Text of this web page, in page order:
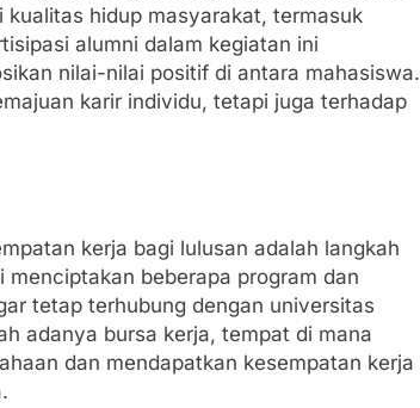
hidup masyarakat, termasuk
alumni dalam kegiatan ini
nilai-nilai positif di antara mahasiswa.
karir individu, tetapi juga terhadap
kerja bagi lulusan adalah langkah
beberapa program dan
tetap terhubung dengan universitas
adanya bursa kerja, tempat di mana
dan mendapatkan kesempatan kerja